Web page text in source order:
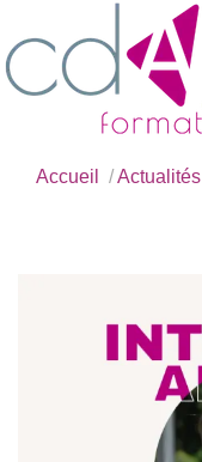
Aller
au
contenu
Accueil Actualités